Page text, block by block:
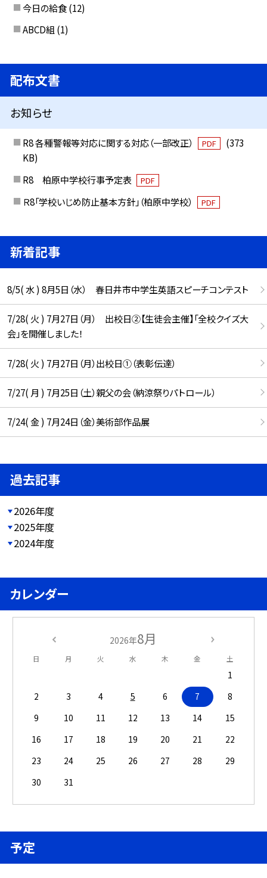
今日の給食 (12)
ABCD組 (1)
配布文書
お知らせ
R8 各種警報等対応に関する対応（一部改正） PDF
(373
KB)
R8 柏原中学校行事予定表
PDF
Ｒ8「学校いじめ防止基本方針」（柏原中学校） PDF
新着記事
8/5( 水 ) 8月5日（水） 春日井市中学生英語スピーチコンテスト
7/28( 火 ) 7月27日（月） 出校日②【生徒会主催】「全校クイズ大
会」を開催しました！
7/28( 火 ) 7月27日（月）出校日①（表彰伝達）
7/27( 月 ) 7月25日（土）親父の会（納涼祭りパトロール）
7/24( 金 ) 7月24日（金）美術部作品展
過去記事
2026年度
2025年度
2024年度
カレンダー
2026年8月
日 月 火 水 木 金 土
1
2
3 4 5 6 7
8
9
10 11 12 13 14
15
16
17 18 19 20 21
22
23
24 25 26 27 28
29
30
31
予定